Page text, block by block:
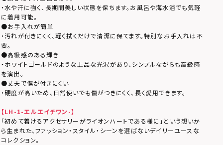
・水や汗に強く、長期間美しい状態を保ちます。お風呂や海水浴でも気軽
に着用可能。
●お手入れが簡単
・汚れが付きにくく、軽く拭くだけで清潔に保てます。特別なお手入れは不
要。
●高級感のある輝き
・ホワイトゴールドのような上品な光沢があり、シンプルながらも高級感
を演出。
●丈夫で傷が付きにくい
・硬度が高いため、日常使いでも傷がつきにくく、長く愛用できます。
【LH-1-エルエイチワン-】
「初めて着けるアクセサリーがライオンハートである様に」という想いか
ら生まれた、ファッション・スタイル・シーンを選ばないデイリーユースな
コレクション。